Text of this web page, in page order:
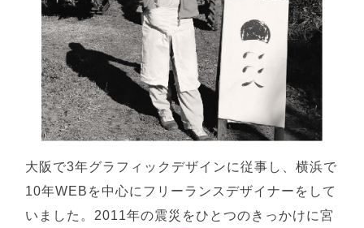
大阪で3年グラフィックデザインに従事し、横浜で
10年WEBを中心にフリーランスデザイナーをして
いました。2011年の震災をひとつのきっかけに宮